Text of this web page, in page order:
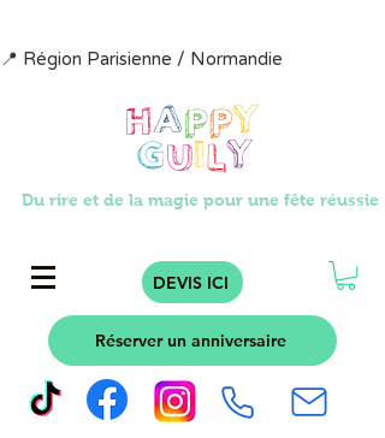
📍 Région Parisienne / Normandie
Du rire et de la magie pour une fête réussie
DEVIS ICI
Réserver un anniversaire